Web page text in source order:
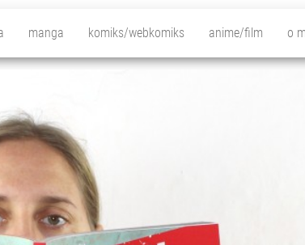
manga komiks/webkomiks anime/film o